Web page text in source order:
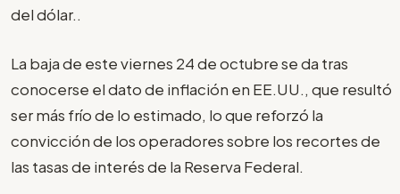
del dólar..
La baja de este viernes 24 de octubre se da tras
conocerse el dato de inflación en EE.UU., que resultó
ser más frío de lo estimado, lo que reforzó la
convicción de los operadores sobre los recortes de
las tasas de interés de la Reserva Federal.